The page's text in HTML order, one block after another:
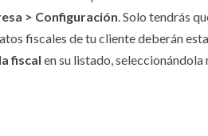
> Configuración. Solo tendrás
fiscales de tu cliente deberán
fiscal en su listado, seleccionándola